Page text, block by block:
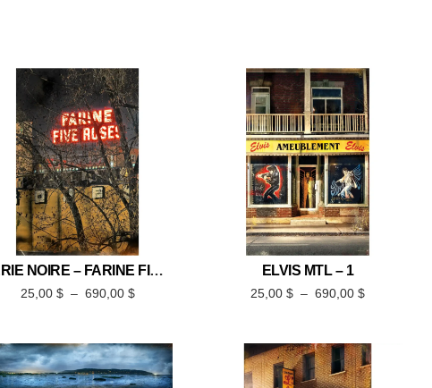
SÉRIE NOIRE – FARINE FIVE ROSES 1
25,00 $ – 690,00 $
ELVIS MTL – 1
25,00$ – 690,00$